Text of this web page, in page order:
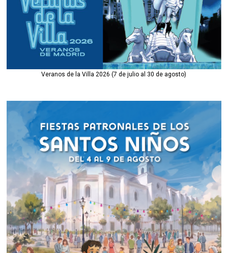
Veranos de la Villa 2026 (7 de julio al 30 de agosto)